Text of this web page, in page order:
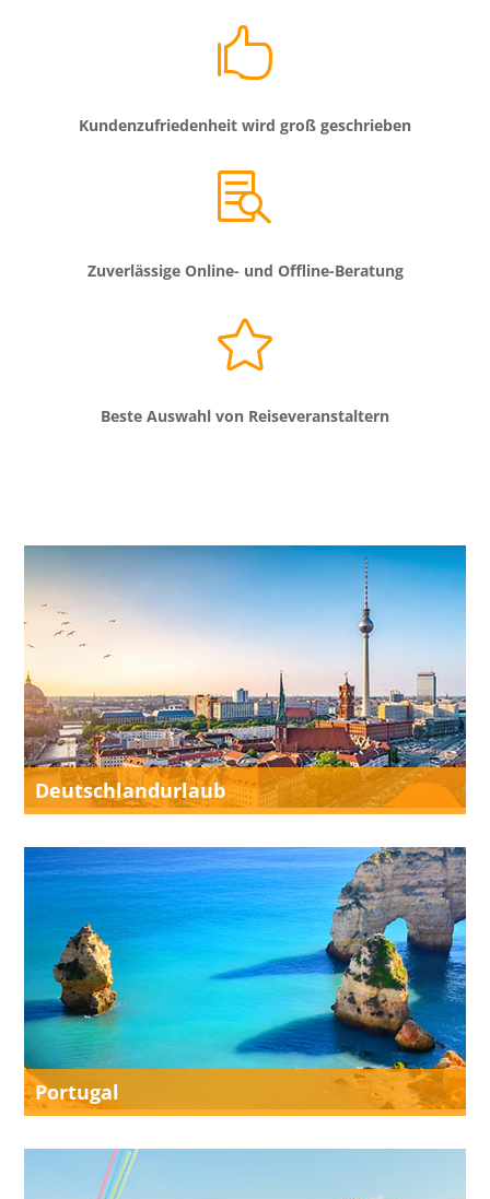

Kundenzufriedenheit wird groß geschrieben

Zuverlässige Online- und Offline-Beratung

Beste Auswahl von Reiseveranstaltern
Deutschlandurlaub
Portugal